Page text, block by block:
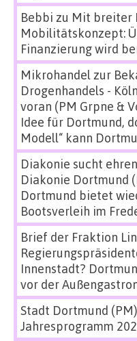
Bebbi zu Mit breiter
Mobilitätskonzept:
Finanzierung wird
Mikrohandel zur
Drogenhandels -
voran (PM Grpne &
Idee für Dortmund,
Modell“ kann
Diakonie sucht
Diakonie Dortmund
Dortmund bietet
Bootsverleih im
Brief der Fraktion
Innenstadt?
vor der
Stadt Dortmund (PM)
Jahresprogramm